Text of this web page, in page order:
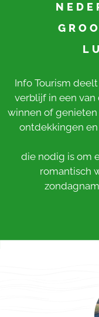
Info Tourism
verblijf in een
winnen of
ontdekkingen
die nodig is om
romantisch